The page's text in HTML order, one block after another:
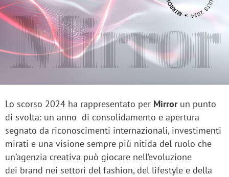
Lo scorso 2024 ha rappresentato per Mirror un punto
di svolta: un anno di consolidamento e apertura
segnato da riconoscimenti internazionali, investimenti
mirati e una visione sempre più nitida del ruolo che
un’agenzia creativa può giocare nell’evoluzione
dei brand nei settori del fashion, del lifestyle e della